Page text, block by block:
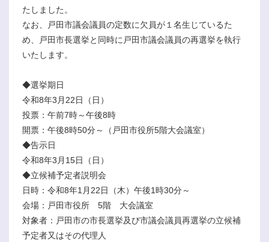
たしました。
なお、戸田市議会議員の定数に欠員が１名生じているた
め、戸田市長選挙と同時に戸田市議会議員の再選挙を執行
いたします。
◆選挙期日
令和8年3月22日（日）
投票：午前7時～午後8時
開票：午後8時50分～（戸田市役所5階大会議室）
◆告示日
令和8年3月15日（日）
◆立候補予定者説明会
日時：令和8年1月22日（木）午後1時30分～
会場：戸田市役所 5階 大会議室
対象者：戸田市の市長選挙及び市議会議員再選挙の立候補
予定者又はその代理人